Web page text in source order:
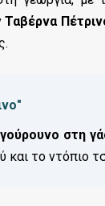
Ταβέρνα
στη
το ντόπιο